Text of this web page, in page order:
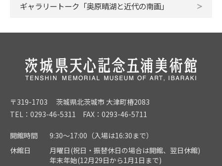
ギャラリートーク「奥原晴湖と近代の南画」
〒319-1703 茨城県北茨城市 大津町椿2083
TEL：0293-46-5311 FAX：0293-46-5711
開館時間
9:30～17:00（入場は16:30まで）
休館日
月曜日(祝日・振替休日の場合は開館、翌日休館)
年末年始(12月29日から1月1日まで)